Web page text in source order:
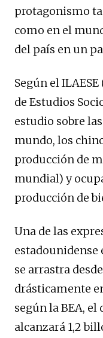
protagonismo
como en el
del país en un
Según el
de Estudios
estudio sobre
mundo, los
producción de
mundial) y
producción de
Una de las
estadounidense
se arrastra
drásticamente
según la BEA,
alcanzará 1,2